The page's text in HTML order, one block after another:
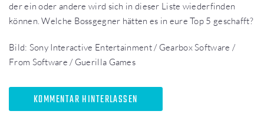
der ein oder andere wird sich in dieser Liste wiederfinden
können. Welche Bossgegner hätten es in eure Top 5 geschafft?
Bild: Sony Interactive Entertainment / Gearbox Software /
From Software / Guerilla Games
KOMMENTAR HINTERLASSEN